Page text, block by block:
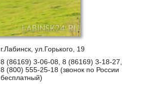
г.Лабинск, ул.Горького, 19
8 (86169) 3-06-08, 8 (86169) 3-18-27,
8 (800) 555-25-18 (звонок по России
бесплатный)